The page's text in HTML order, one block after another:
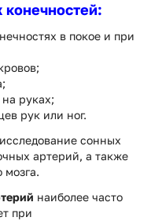
в покое и при
руках;
рук или ног.
исследование сонных
артерий, а также
мозга.
наиболее часто
при